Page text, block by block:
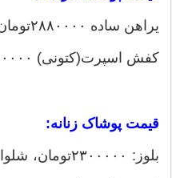
کفش اسپرت(کتونی) ۱۴۰۰۰۰۰تومان.
قیمت پوشاک زنانه: